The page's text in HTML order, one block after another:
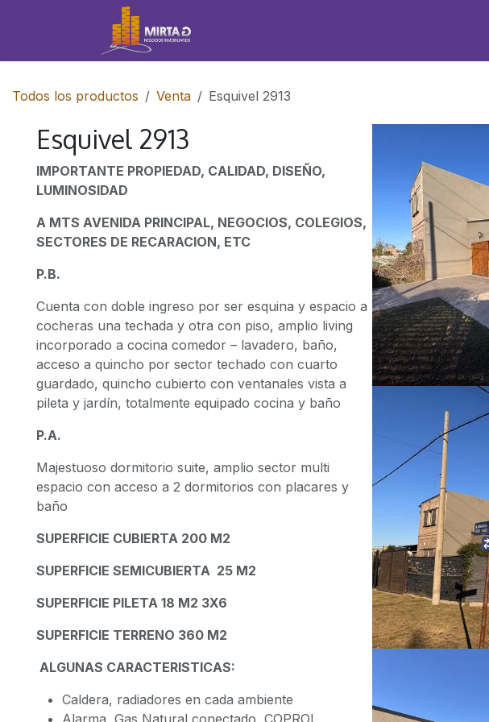
Todos los productos Venta Esquivel 2913
Esquivel 2913
IMPORTANTE PROPIEDAD, CALIDAD, DISEÑO,
LUMINOSIDAD
A MTS AVENIDA PRINCIPAL, NEGOCIOS, COLEGIOS,
SECTORES DE RECARACION, ETC
P.B.
Cuenta con doble ingreso por ser esquina y espacio a
cocheras una techada y otra con piso, amplio living
incorporado a cocina comedor – lavadero, baño,
acceso a quincho por sector techado con cuarto
guardado, quincho cubierto con ventanales vista a
pileta y jardín, totalmente equipado cocina y baño
P.A.
Majestuoso dormitorio suite, amplio sector multi
espacio con acceso a 2 dormitorios con placares y
baño
SUPERFICIE CUBIERTA 200 M2
SUPERFICIE SEMICUBIERTA 25 M2
SUPERFICIE PILETA 18 M2 3X6
SUPERFICIE TERRENO 360 M2
ALGUNAS CARACTERISTICAS:
Caldera, radiadores en cada ambiente
Alarma, Gas Natural conectado, COPROL